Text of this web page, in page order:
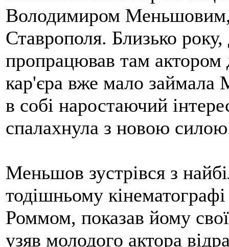
Володимиром Меньшовим,
Ставрополя. Близько
пропрацював там актором
кар'єра вже мало займала
в собі наростаючий
спалахнула з новою
Меньшов зустрівся з
тодішньому
Роммом, показав йому
узяв молодого актора